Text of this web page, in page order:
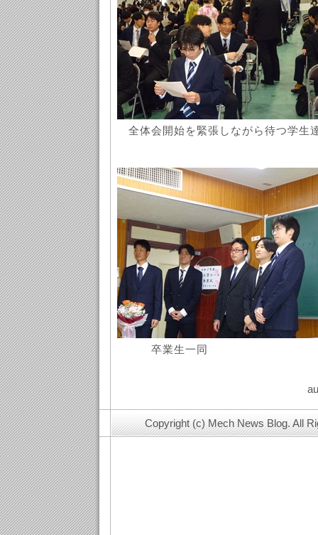
全体会開始を緊張しながら待つ学生
卒業生一同
Copyright (c) Mech News Blog. All